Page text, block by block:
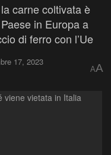
carne coltivata è
in Europa a
di ferro con l’Ue
17, 2023
AA